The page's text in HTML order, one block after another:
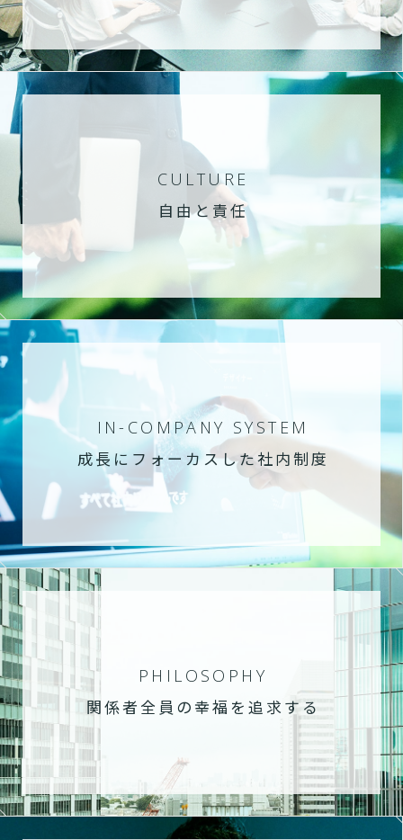
CULTURE
自由と責任
IN-COMPANY SYSTEM
成長にフォーカスした社内制度
PHILOSOPHY
関係者全員の幸福を追求する